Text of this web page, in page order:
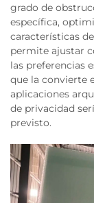
grado de
específica,
características
permite ajustar
las preferencias
que la convierte
aplicaciones
de privacidad
previsto.